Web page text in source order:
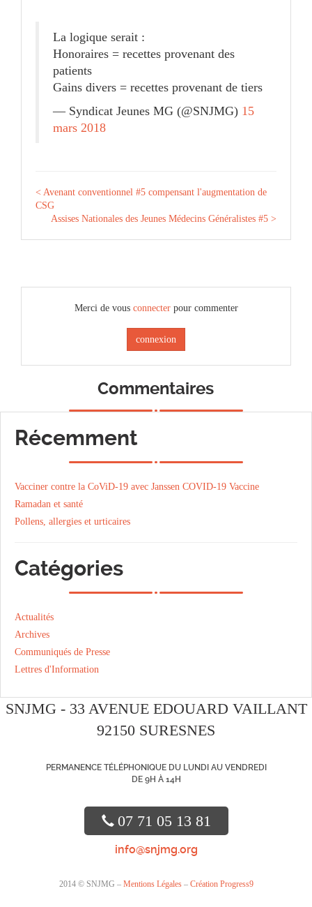
La logique serait :
Honoraires = recettes provenant des
patients
Gains divers = recettes provenant de tiers
— Syndicat Jeunes MG (@SNJMG) 15
mars 2018
< Avenant conventionnel #5 compensant l'augmentation de
CSG
Assises Nationales des Jeunes Médecins Généralistes #5 >
Merci de vous connecterpour commenter
connexion
Commentaires
Récemment
Vacciner contre la CoViD-19 avec Janssen COVID-19 Vaccine
Ramadan et santé
Pollens, allergies et urticaires
Catégories
Actualités
Archives
Communiqués de Presse
Lettres d'Information
SNJMG - 33 AVENUE EDOUARD VAILLANT
92150 SURESNES
PERMANENCE TÉLÉPHONIQUE DU LUNDI AU VENDREDI
DE 9H À 14H
07 71 05 13 81
info@snjmg.org
2014 © SNJMG – Mentions Légales– Création Progress9